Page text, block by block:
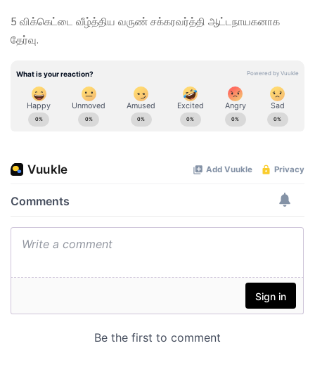
5 விக்கெட்டை வீழ்த்திய வருண் சக்கரவர்த்தி ஆட்டநாயகனாக
தேர்வு.